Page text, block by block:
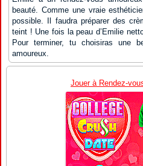
beauté. Comme une vraie
possible. Il faudra préparer des
teint ! Une fois la peau d’Emilie
Pour terminer, tu choisiras une
amoureux.
Jouer à Rendez-